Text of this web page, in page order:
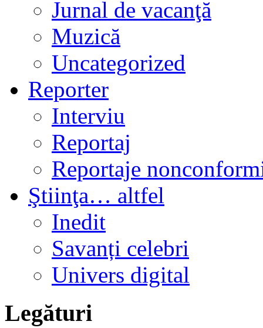
Jurnal de vacanţă
Muzică
Uncategorized
Reporter
Interviu
Reportaj
Reportaje
Ştiinţa… altfel
Inedit
Savanți celebri
Univers digital
Legături